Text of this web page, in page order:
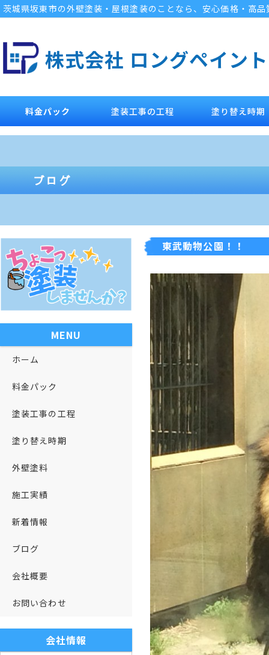
茨城県坂東市の外壁塗装・屋根塗装のことなら、安心価格・高
株式会社 ロングペイント
料金パック 塗装工事の工程 塗り替え時期
東武動物公園！！
MENU
ホーム
料金パック
塗装工事の工程
塗り替え時期
外壁塗料
施工実績
新着情報
ブログ
会社概要
お問い合わせ
会社情報